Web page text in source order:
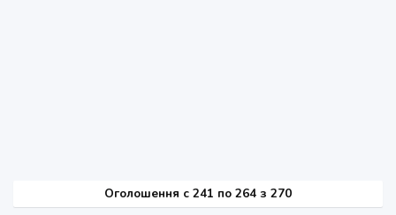
Оголошення c 241 по 264 з 270